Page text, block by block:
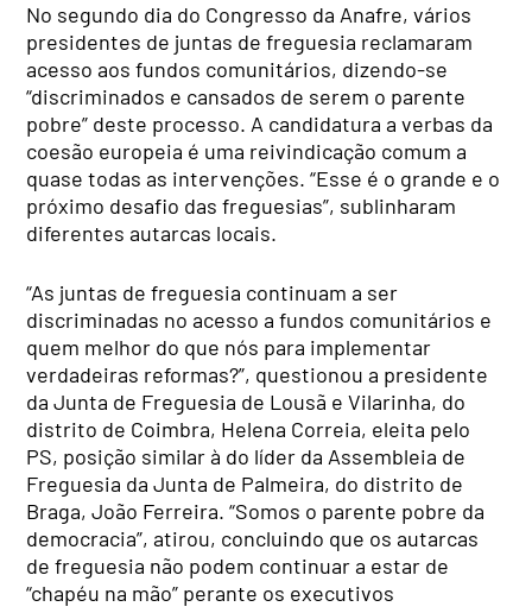
No segundo dia do Congresso da Anafre, vários
presidentes de juntas de freguesia reclamaram
acesso aos fundos comunitários, dizendo-se
“discriminados e cansados de serem o parente
pobre” deste processo. A candidatura a verbas da
coesão europeia é uma reivindicação comum a
quase todas as intervenções. “Esse é o grande e o
próximo desafio das freguesias”, sublinharam
diferentes autarcas locais.
“As juntas de freguesia continuam a ser
discriminadas no acesso a fundos comunitários e
quem melhor do que nós para implementar
verdadeiras reformas?”, questionou a presidente
da Junta de Freguesia de Lousã e Vilarinha, do
distrito de Coimbra, Helena Correia, eleita pelo
PS, posição similar à do líder da Assembleia de
Freguesia da Junta de Palmeira, do distrito de
Braga, João Ferreira. “Somos o parente pobre da
democracia”, atirou, concluindo que os autarcas
de freguesia não podem continuar a estar de
“chapéu na mão” perante os executivos